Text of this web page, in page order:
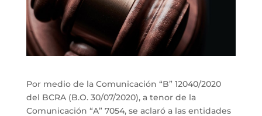
Por medio de la Comunicación “B” 12040/2020
del BCRA (B.O. 30/07/2020), a tenor de la
Comunicación “A” 7054, se aclaró a las entidades